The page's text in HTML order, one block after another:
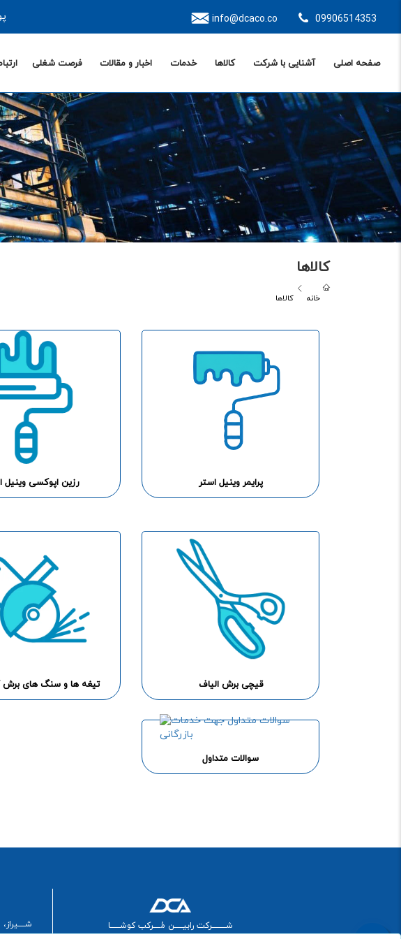
info@dcaco.co 09906514353
صفحه اصلی آشنایی با شرکت کالاها خدمات اخبار و مقالات فرصت شغلی
کالاها
خانه کالاها
پرایمر وینیل استر رزین اپوکسی وینیل
قیچی برش الیاف تیغه ها و سنگ های برش
سوالات متداول
شــــــــــرکت رابیــــــن مُـــــرکب کوشـــــــا